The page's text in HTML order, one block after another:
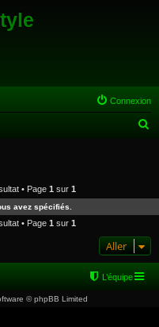
Connexion
e
c
h
• Page 1 sur 1
avez spécifiés.
• Page 1 sur 1
Aller
L’équipe
© phpBB Limited